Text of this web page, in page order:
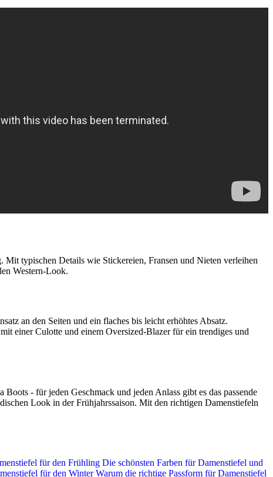
typischen Details wie Stickereien, Fransen und Nieten verleihen
Western-Look.
an den Seiten und ein flaches bis leicht erhöhtes Absatz.
einer Culotte und einem Oversized-Blazer für ein trendiges und
- für jeden Geschmack und jeden Anlass gibt es das passende
Look in der Frühjahrssaison. Mit den richtigen Damenstiefeln
für den Frühling Die schönsten Farben für Damenstiefel und
für den WinterWarum die richtige Passform für Damenstiefel